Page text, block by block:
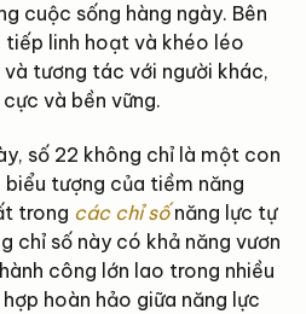
cuộc sống hàng ngày. Bên
linh hoạt và khéo léo
tương tác với người khác,
và bền vững.
số 22 không chỉ là một con
tượng của tiềm năng
trong các chỉ sốnăng lực tự
chỉ số này có khả năng vươn
công lớn lao trong nhiều
hoàn hảo giữa năng lực